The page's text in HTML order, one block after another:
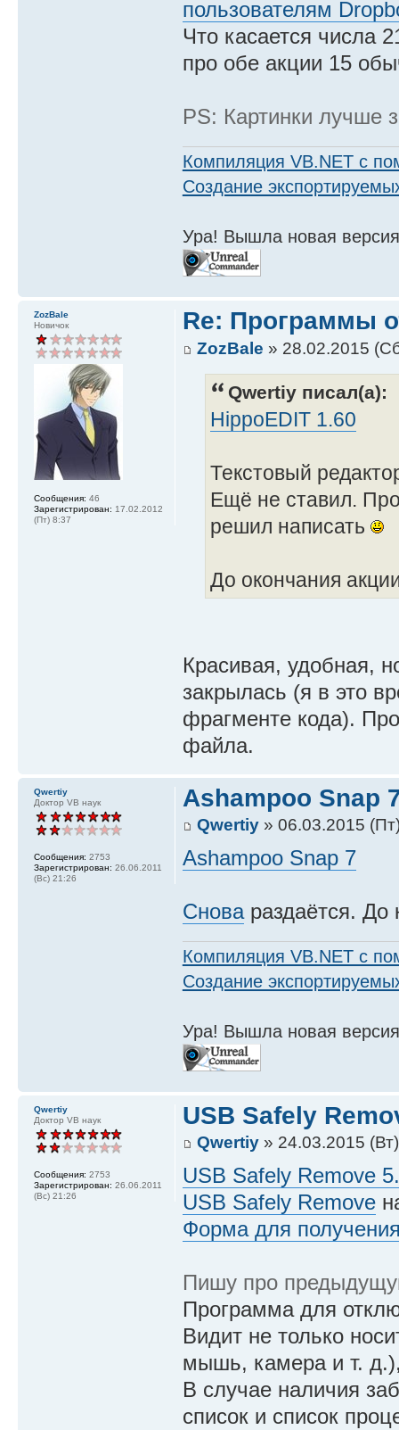
пользователям
Что касается числа
про обе акции 15
PS: Картинки лучше
Компиляция VB.NET с
Создание
Ура! Вышла новая
ZozBale
Новичок
Сообщения: 46
Зарегистрирован: 17.02.2012
(Пт) 8:37
Re: Программы
ZozBale » 28.02.2015
Qwertiy писал(а):
HippoEDIT 1.60
Текстовый
Ещё не ставил.
решил написать
До окончания
Красивая, удобная,
закрылась (я в это
фрагменте кода).
файла.
Qwertiy
Доктор VB наук
Сообщения: 2753
Зарегистрирован: 26.06.2011
(Вс) 21:26
Ashampoo Snap
Qwertiy» 06.03.2015
Ashampoo Snap 7
Сновараздаётся. До
Компиляция VB.NET с
Создание
Ура! Вышла новая
Qwertiy
Доктор VB наук
Сообщения: 2753
Зарегистрирован: 26.06.2011
(Вс) 21:26
USB Safely
Qwertiy» 24.03.2015
USB Safely Remove
USB Safely Remove
Форма для
Пишу про
Программа для
Видит не только
мышь, камера и т.
В случае наличия
список и список